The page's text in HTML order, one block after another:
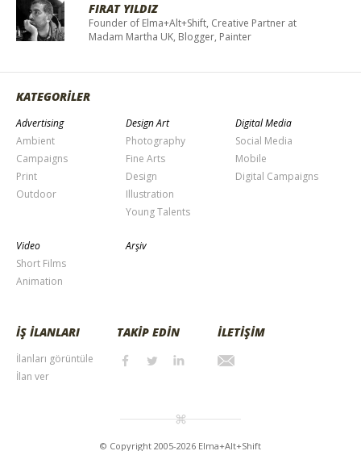
FIRAT YILDIZ
Founder of Elma+Alt+Shift, Creative Partner at
Madam Martha UK, Blogger, Painter
KATEGORİLER
Advertising
Ambient
Campaigns
Print
Outdoor
Design Art
Photography
Fine Arts
Design
Illustration
Young Talents
Digital Media
Social Media
Mobile
Digital Campaigns
Video
Short Films
Animation
Arşiv
İŞ İLANLARI
İlanları görüntüle
İlan ver
TAKİP EDİN İLETİŞİM
© Copyright 2005-2026 Elma+Alt+Shift